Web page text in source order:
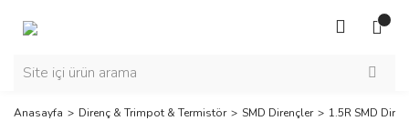
Anasayfa Direnç & Trimpot & Termistör SMD Dirençler 1.5R SMD